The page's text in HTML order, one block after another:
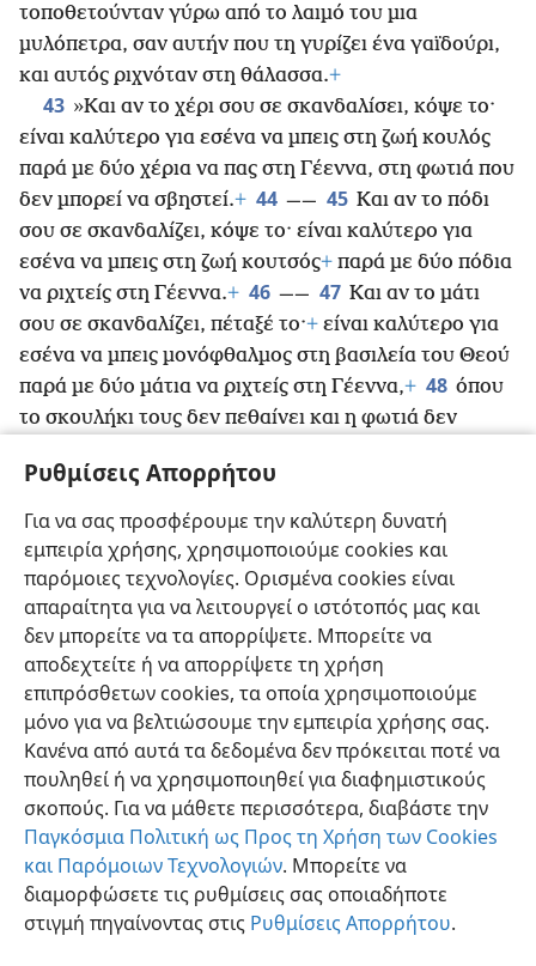
Ρυθμίσεις Απορρήτου
Για να σας προσφέρουμε την καλύτερη δυνατή
εμπειρία χρήσης, χρησιμοποιούμε cookies και
παρόμοιες τεχνολογίες. Ορισμένα cookies είναι
απαραίτητα για να λειτουργεί ο ιστότοπός μας και
δεν μπορείτε να τα απορρίψετε. Μπορείτε να
αποδεχτείτε ή να απορρίψετε τη χρήση
επιπρόσθετων cookies, τα οποία χρησιμοποιούμε
μόνο για να βελτιώσουμε την εμπειρία χρήσης σας.
Κανένα από αυτά τα δεδομένα δεν πρόκειται ποτέ να
πουληθεί ή να χρησιμοποιηθεί για διαφημιστικούς
σκοπούς. Για να μάθετε περισσότερα, διαβάστε την
Παγκόσμια Πολιτική ως Προς τη Χρήση των Cookies
και Παρόμοιων Τεχνολογιών. Μπορείτε να
διαμορφώσετε τις ρυθμίσεις σας οποιαδήποτε
στιγμή πηγαίνοντας στις Ρυθμίσεις Απορρήτου.
τοποθετούνταν γύρω από το λαιμό του μια
μυλόπετρα, σαν αυτήν που τη γυρίζει ένα γαϊδούρι,
και αυτός ριχνόταν στη θάλασσα.+
43 »Και αν το χέρι σου σε σκανδαλίσει, κόψε το·
είναι καλύτερο για εσένα να μπεις στη ζωή κουλός
παρά με δύο χέρια να πας στη Γέεννα, στη φωτιά που
δεν μπορεί να σβηστεί.+ 44 —— 45 Και αν το πόδι
σου σε σκανδαλίζει, κόψε το· είναι καλύτερο για
εσένα να μπεις στη ζωή κουτσός+ παρά με δύο πόδια
να ριχτείς στη Γέεννα.+ 46 —— 47 Και αν το μάτι
σου σε σκανδαλίζει, πέταξέ το·+ είναι καλύτερο για
εσένα να μπεις μονόφθαλμος στη βασιλεία του Θεού
παρά με δύο μάτια να ριχτείς στη Γέεννα,+ 48 όπου
το σκουλήκι τους δεν πεθαίνει και η φωτιά δεν
49 »Διότι ο καθένας πρέπει να αλατιστεί
φωτιά.
Το αλάτι είναι καλό· αλλά αν το αλάτι
χάσει τη δύναμή του, με τι θα καρυκεύσετε αυτό το
ίδιο;+Να έχετε αλάτι+μέσα σας και να διατηρείτε
ειρήνη+μεταξύ σας».
Ελληνική Κοινή Χρήση Προτιμήσεις
Copyright© 2026 Watch Tower Bible and Tract Society of Pennsylvania
Όροι Χρήσης Πολιτική Απορρήτου
Ρυθμίσεις Απορρήτου
JW.ORG
Σύνδεση